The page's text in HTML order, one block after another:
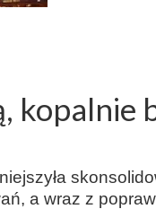
kopalnie
a wraz z